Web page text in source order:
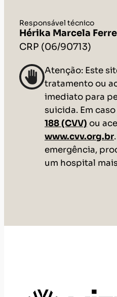
Responsável técnico
Hérika Marcela
CRP (06/90713)
Atenção: Este
tratamento ou
imediato para
suicida. Em
188 (CVV) ou
www.cvv.org.br
emergência,
um hospital